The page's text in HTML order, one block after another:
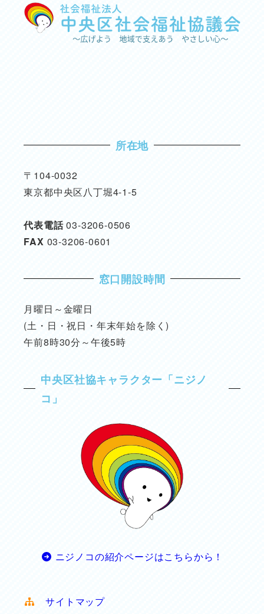
所在地
〒104-0032
東京都中央区八丁堀4-1-5
代表電話03-3206-0506
FAX 03-3206-0601
窓口開設時間
月曜日～金曜日
(土・日・祝日・年末年始を除く)
午前8時30分～午後5時
中央区社協キャラクター「ニジノ
コ」
ニジノコの紹介ページはこちらから！
サイトマップ